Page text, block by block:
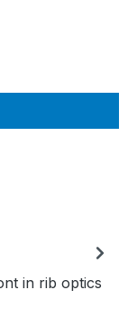
in rib optics